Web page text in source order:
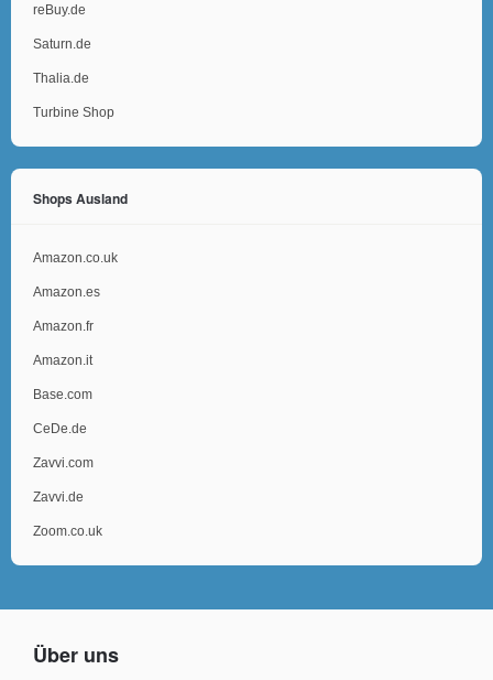
reBuy.de
Saturn.de
Thalia.de
Turbine Shop
Shops Ausland
Amazon.co.uk
Amazon.es
Amazon.fr
Amazon.it
Base.com
CeDe.de
Zavvi.com
Zavvi.de
Zoom.co.uk
Über uns